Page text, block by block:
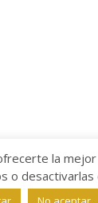
Política de
la
o